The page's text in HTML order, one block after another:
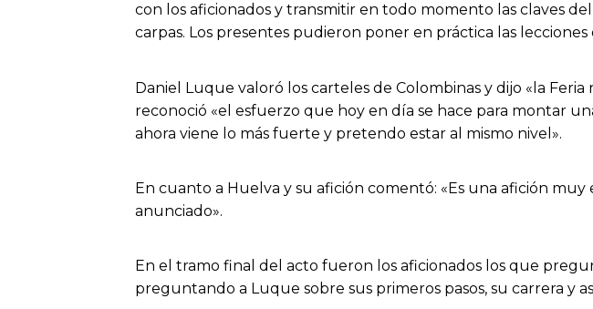
con los aficionados y transmitir en todo momento las claves
carpas. Los presentes pudieron poner en práctica las
Daniel Luque valoró los carteles de Colombinas y dijo «la
reconoció «el esfuerzo que hoy en día se hace para montar
ahora viene lo más fuerte y pretendo estar al mismo nivel».
En cuanto a Huelva y su afición comentó: «Es una afición
anunciado».
En el tramo final del acto fueron los aficionados los que
preguntando a Luque sobre sus primeros pasos, su carrera y